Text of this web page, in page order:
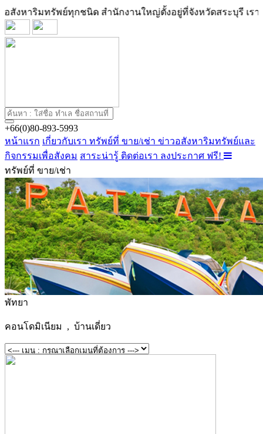
รัพย์ทุกชนิด สำนักงานใหญ่ตั้งอยู่ที่จังหวัดสระบุรี เรามีบริกา
+66(0)80-893-5993
หน้าแรก เกี่ยวกับเรา ทรัพย์ที่ ขาย/เช่า ข่าวอสังหาริมทรัพย์และ
กิจกรรมเพื่อสังคม สาระน่ารู้ ติดต่อเรา ลงประกาศ ฟรี!
ทรัพย์ที่ ขาย/เช่า
พัทยา
คอนโดมิเนียม , บ้านเดี่ยว